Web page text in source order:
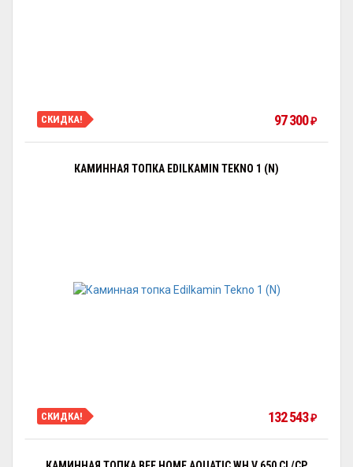
СКИДКА! 97 300₽
КАМИННАЯ ТОПКА EDILKAMIN TEKNO 1 (N)
СКИДКА! 132 543₽